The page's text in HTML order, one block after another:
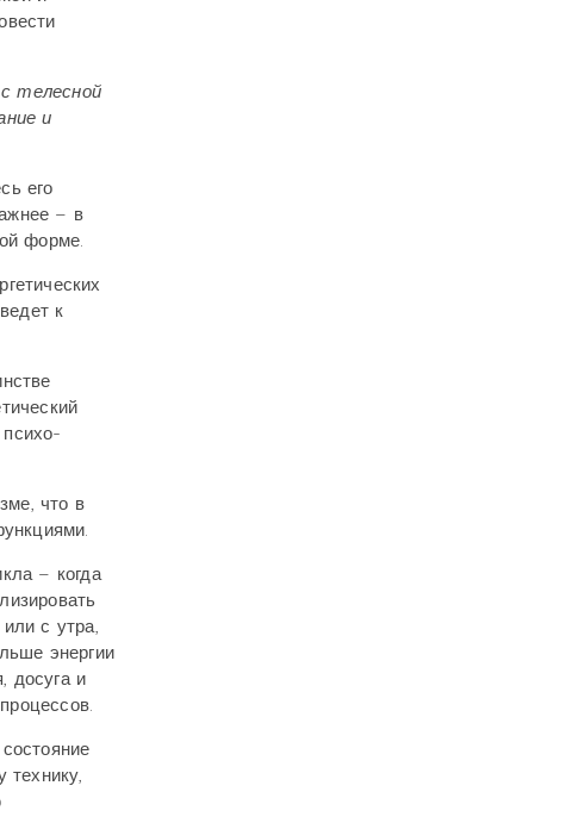
телесной
и
его
– в
форме.
к
что в
– когда
с утра,
энергии
досуга и